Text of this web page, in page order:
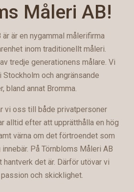
Måleri AB!
är en nygammal målerifirma
inom traditionellt måleri.
tredje generationens målare. Vi
och angränsande
bland annat Bromma.
vi oss till både privatpersoner
alltid efter att upprätthålla en hög
värna om det förtroendet som
På Törnbloms Måleri AB
det är. Därför utövar vi
och skicklighet.